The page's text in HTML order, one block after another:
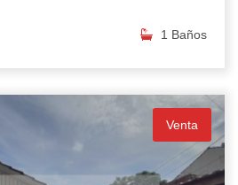
1 Baños
Venta